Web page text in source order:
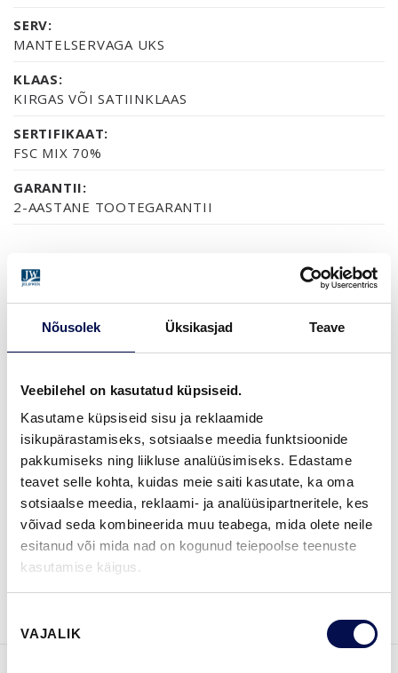
Nõusolek Üksikasjad Teave
Veebilehel on kasutatud küpsiseid.
Kasutame küpsiseid sisu ja reklaamide
isikupärastamiseks, sotsiaalse meedia funktsioonide
pakkumiseks ning liikluse analüüsimiseks. Edastame
teavet selle kohta, kuidas meie saiti kasutate, ka oma
sotsiaalse meedia, reklaami- ja analüüsipartneritele, kes
võivad seda kombineerida muu teabega, mida olete neile
esitanud või mida nad on kogunud teiepoolse teenuste
kasutamise käigus.
valik
VAJALIK
SERV:
MANTELSERVAGA UKS
KLAAS:
KIRGAS VÕI SATIINKLAAS
SERTIFIKAAT:
FSC MIX 70%
GARANTII:
2-AASTANE TOOTEGARANTII
VIIMISTLUS (1)
MÕÕDUD
LEIA EDASIMÜÜJA
VAATA
BROŠÜÜRE
ühendust